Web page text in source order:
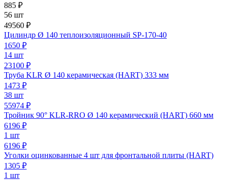
885 ₽
56 шт
49560 ₽
Цилиндр Ø 140 теплоизоляционный SP-170-40
1650 ₽
14 шт
23100 ₽
Труба KLR Ø 140 керамическая (HART) 333 мм
1473 ₽
38 шт
55974 ₽
Тройник 90° KLR-RRO Ø 140 керамический (HART) 660 мм
6196 ₽
1 шт
6196 ₽
Уголки оцинкованные 4 шт для фронтальной плиты (HART)
1305 ₽
1 шт